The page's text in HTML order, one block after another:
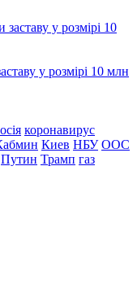
у розмірі 10 млн
коронавирус
Киев НБУ ООС
Путин Трамп газ